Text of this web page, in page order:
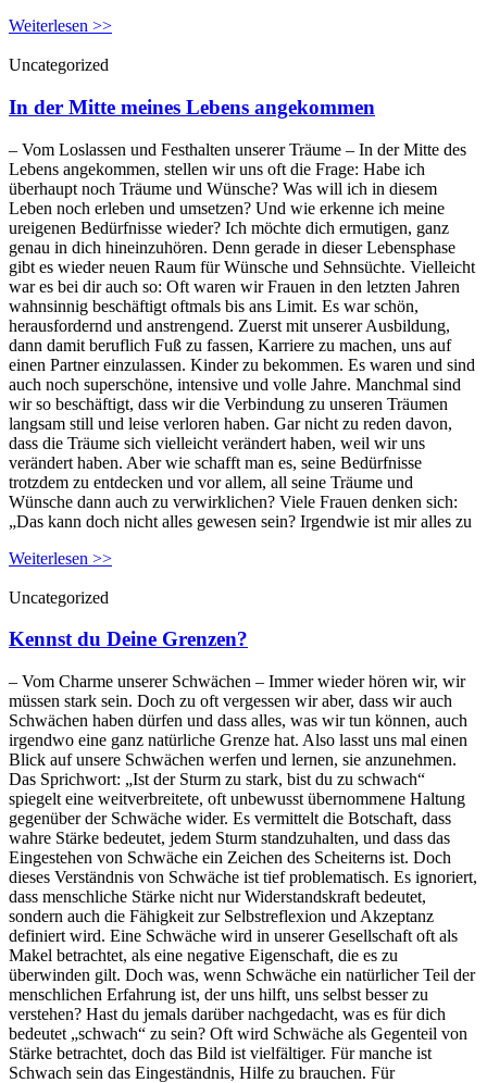
Weiterlesen >>
Uncategorized
In der Mitte meines Lebens angekommen
– Vom Loslassen und Festhalten unserer Träume – In der Mitte des
Lebens angekommen, stellen wir uns oft die Frage: Habe ich
überhaupt noch Träume und Wünsche? Was will ich in diesem
Leben noch erleben und umsetzen? Und wie erkenne ich meine
ureigenen Bedürfnisse wieder? Ich möchte dich ermutigen, ganz
genau in dich hineinzuhören. Denn gerade in dieser Lebensphase
gibt es wieder neuen Raum für Wünsche und Sehnsüchte. Vielleicht
war es bei dir auch so: Oft waren wir Frauen in den letzten Jahren
wahnsinnig beschäftigt oftmals bis ans Limit. Es war schön,
herausfordernd und anstrengend. Zuerst mit unserer Ausbildung,
dann damit beruflich Fuß zu fassen, Karriere zu machen, uns auf
einen Partner einzulassen. Kinder zu bekommen. Es waren und sind
auch noch superschöne, intensive und volle Jahre. Manchmal sind
wir so beschäftigt, dass wir die Verbindung zu unseren Träumen
langsam still und leise verloren haben. Gar nicht zu reden davon,
dass die Träume sich vielleicht verändert haben, weil wir uns
verändert haben. Aber wie schafft man es, seine Bedürfnisse
trotzdem zu entdecken und vor allem, all seine Träume und
Wünsche dann auch zu verwirklichen? Viele Frauen denken sich:
„Das kann doch nicht alles gewesen sein? Irgendwie ist mir alles zu
Weiterlesen >>
Uncategorized
Kennst du Deine Grenzen?
– Vom Charme unserer Schwächen – Immer wieder hören wir, wir
müssen stark sein. Doch zu oft vergessen wir aber, dass wir auch
Schwächen haben dürfen und dass alles, was wir tun können, auch
irgendwo eine ganz natürliche Grenze hat. Also lasst uns mal einen
Blick auf unsere Schwächen werfen und lernen, sie anzunehmen.
Das Sprichwort: „Ist der Sturm zu stark, bist du zu schwach“
spiegelt eine weitverbreitete, oft unbewusst übernommene Haltung
gegenüber der Schwäche wider. Es vermittelt die Botschaft, dass
wahre Stärke bedeutet, jedem Sturm standzuhalten, und dass das
Eingestehen von Schwäche ein Zeichen des Scheiterns ist. Doch
dieses Verständnis von Schwäche ist tief problematisch. Es ignoriert,
dass menschliche Stärke nicht nur Widerstandskraft bedeutet,
sondern auch die Fähigkeit zur Selbstreflexion und Akzeptanz
definiert wird. Eine Schwäche wird in unserer Gesellschaft oft als
Makel betrachtet, als eine negative Eigenschaft, die es zu
überwinden gilt. Doch was, wenn Schwäche ein natürlicher Teil der
menschlichen Erfahrung ist, der uns hilft, uns selbst besser zu
verstehen? Hast du jemals darüber nachgedacht, was es für dich
bedeutet „schwach“ zu sein? Oft wird Schwäche als Gegenteil von
Stärke betrachtet, doch das Bild ist vielfältiger. Für manche ist
Schwach sein das Eingeständnis, Hilfe zu brauchen. Für